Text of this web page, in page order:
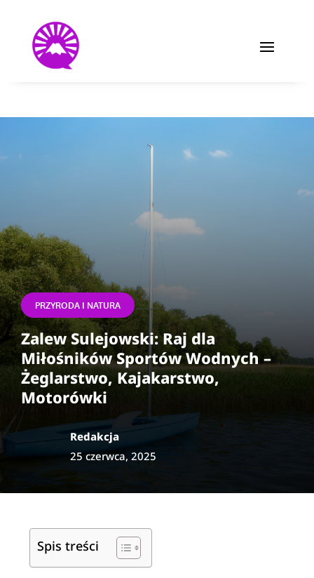
PRZYRODA I NATURA
Zalew Sulejowski: Raj dla
Miłośników Sportów Wodnych –
Żeglarstwo, Kajakarstwo,
Motorówki
Redakcja
25 czerwca, 2025
Spis treści